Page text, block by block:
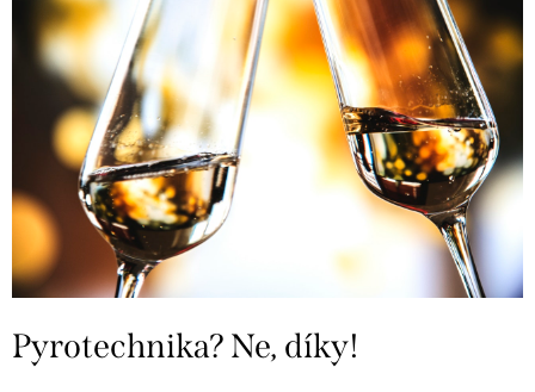
Pyrotechnika? Ne, díky!